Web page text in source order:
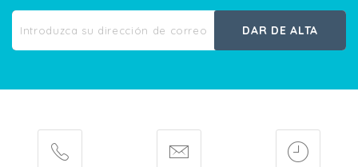
DAR DE ALTA